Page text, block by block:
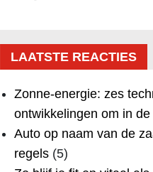
LAATSTE REACTIES
Zonne-energie: zes
ontwikkelingen om in
Auto op naam van de
regels(5)